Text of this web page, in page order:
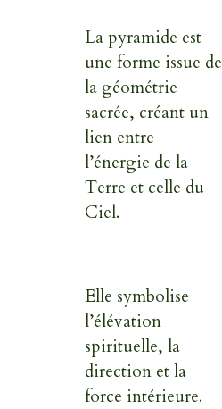
La pyramide est
une forme issue de
la géométrie
sacrée, créant un
lien entre
l’énergie de la
Terre et celle du
Ciel.
Elle symbolise
l’élévation
spirituelle, la
direction et la
force intérieure.